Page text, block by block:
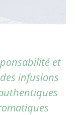
et
infusions